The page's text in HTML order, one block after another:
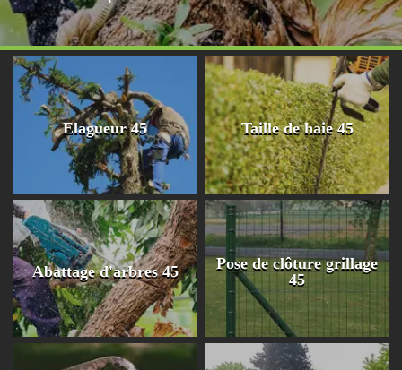
Elagueur 45 Taille de haie 45
Abattage d'arbres 45
Pose de clôture grillage
45